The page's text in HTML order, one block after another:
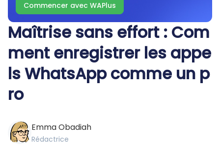
Maîtrise sans effort : Com
ment enregistrer les appe
ls WhatsApp comme un p
ro
Emma Obadiah
Rédactrice
Commencer avec WAPlus